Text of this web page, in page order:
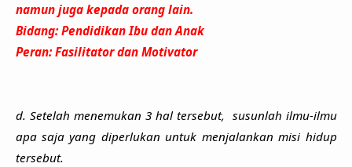
namun juga kepada orang lain.
Bidang: Pendidikan Ibu dan Anak
Peran: Fasilitator dan Motivator
d. Setelah menemukan 3 hal tersebut, susunlah ilmu-ilmu
apa saja yang diperlukan untuk menjalankan misi hidup
tersebut.